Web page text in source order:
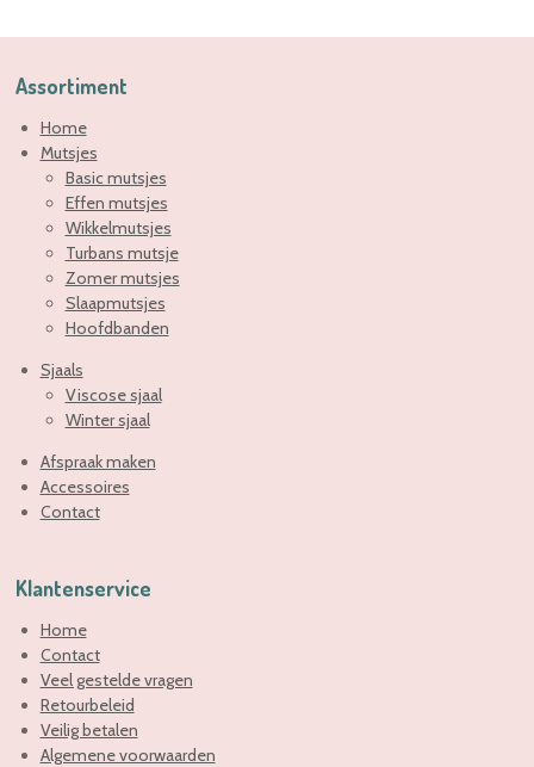
Assortiment
Home
Mutsjes
Basic mutsjes
Effen mutsjes
Wikkelmutsjes
Turbans mutsje
Zomer mutsjes
Slaapmutsjes
Hoofdbanden
Sjaals
Viscose sjaal
Winter sjaal
Afspraak maken
Accessoires
Contact
Klantenservice
Home
Contact
Veel gestelde vragen
Retourbeleid
Veilig betalen
Algemene voorwaarden